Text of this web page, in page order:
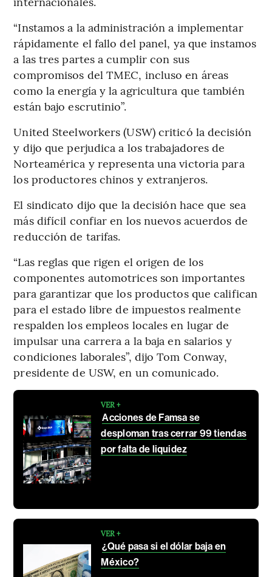
“Instamos a la administración a implementar
rápidamente el fallo del panel, ya que instamos
a las tres partes a cumplir con sus
compromisos del TMEC, incluso en áreas
como la energía y la agricultura que también
están bajo escrutinio”.
United Steelworkers (USW) criticó la decisión
y dijo que perjudica a los trabajadores de
Norteamérica y representa una victoria para
los productores chinos y extranjeros.
El sindicato dijo que la decisión hace que sea
más difícil confiar en los nuevos acuerdos de
reducción de tarifas.
“Las reglas que rigen el origen de los
componentes automotrices son importantes
para garantizar que los productos que califican
para el estado libre de impuestos realmente
respalden los empleos locales en lugar de
impulsar una carrera a la baja en salarios y
condiciones laborales”, dijo Tom Conway,
presidente de USW, en un comunicado.
VER +
Acciones de Famsa se
desploman tras cerrar 99 tiendas
por falta de liquidez
VER +
¿Qué pasa si el dólar baja en
México?